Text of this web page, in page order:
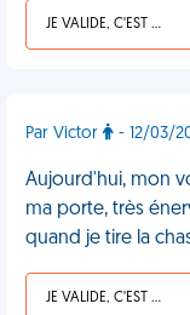
JE VALIDE, C'EST UNE VDM
Par Victor - 12/03/
Aujourd'hui, mon
ma porte, très
quand je tire la
JE VALIDE, C'EST UNE VDM